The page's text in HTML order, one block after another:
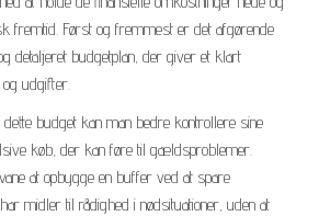
fremtid. Først og fremmest er det afgørende
detaljeret budgetplan, der giver et klart
udgifter.
budget kan man bedre kontrollere sine
køb, der kan føre til gældsproblemer.
at opbygge en buffer ved at spare
midler til rådighed i nødsituationer, uden at